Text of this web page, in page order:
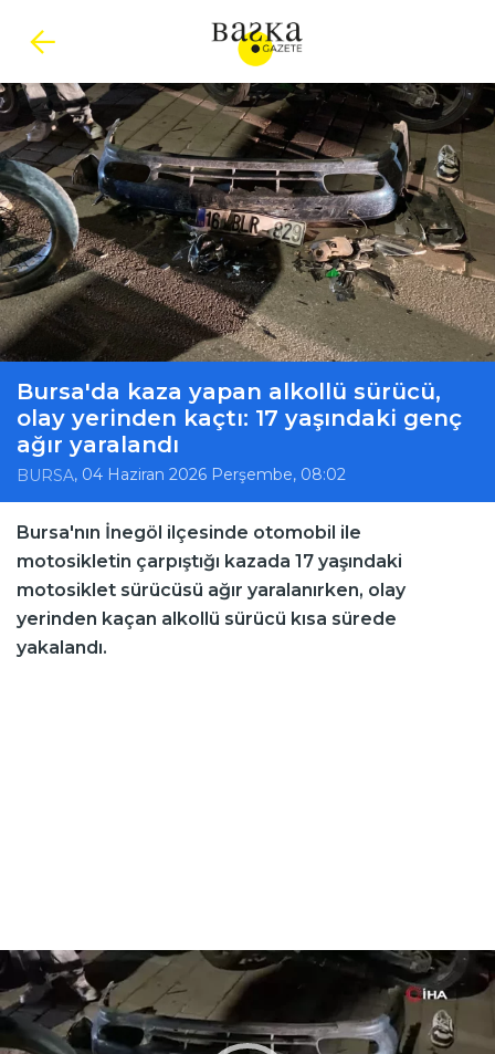
Bursa'da kaza yapan alkollü sürücü,
olay yerinden kaçtı: 17 yaşındaki genç
ağır yaralandı
BURSA, 04 Haziran 2026 Perşembe, 08:02
Bursa'nın İnegöl ilçesinde otomobil ile
motosikletin çarpıştığı kazada 17 yaşındaki
motosiklet sürücüsü ağır yaralanırken, olay
yerinden kaçan alkollü sürücü kısa sürede
yakalandı.